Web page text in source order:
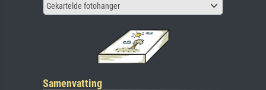
Gekartelde fotohanger
Samenvatting